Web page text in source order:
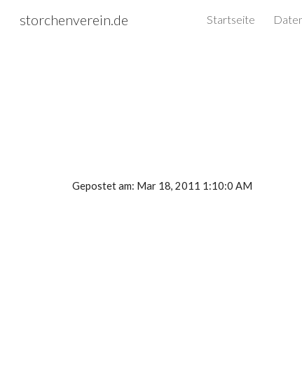
storchenverein.de Startseite
Gepostet am: Mar 18, 2011 1:10:0 AM